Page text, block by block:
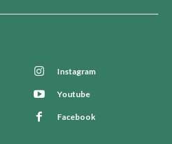
Instagram
Youtube
Facebook